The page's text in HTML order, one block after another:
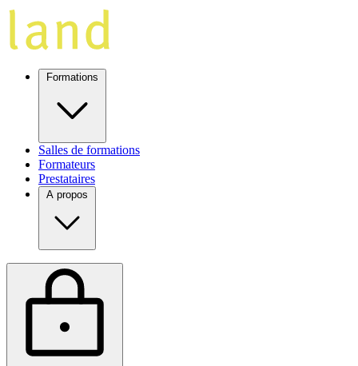
Formations
Salles de formations
Formateurs
Prestataires
A propos